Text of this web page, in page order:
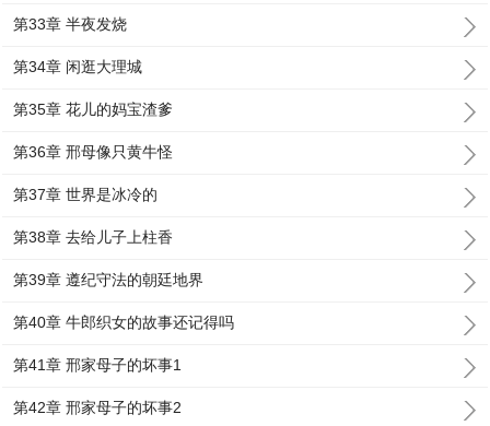
第33章 半夜发烧
第34章 闲逛大理城
第35章 花儿的妈宝渣爹
第36章 邢母像只黄牛怪
第37章 世界是冰冷的
第38章 去给儿子上柱香
第39章 遵纪守法的朝廷地界
第40章 牛郎织女的故事还记得吗
第41章 邢家母子的坏事1
第42章 邢家母子的坏事2